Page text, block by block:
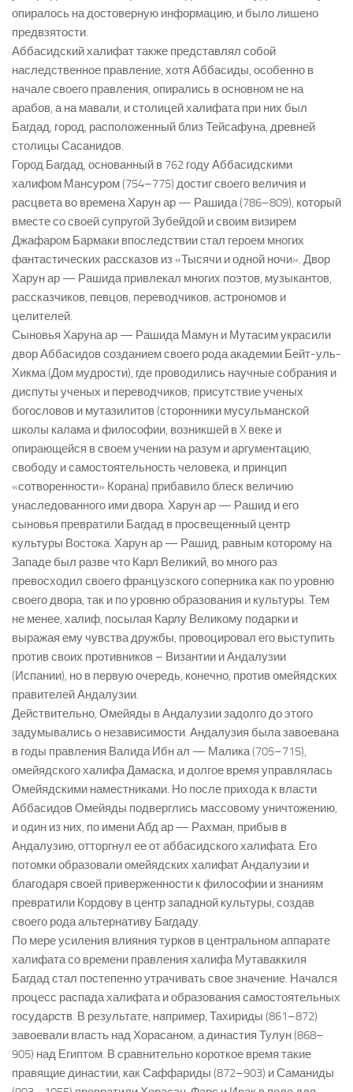
опиралось на достоверную информацию, и было лишено
предвзятости.
Аббасидский халифат также представлял собой
наследственное правление, хотя Аббасиды, особенно в
начале своего правления, опирались в основном не на
арабов, а на мавали, и столицей халифата при них был
Багдад, город, расположенный близ Тейсафуна, древней
столицы Сасанидов.
Город Багдад, основанный в 762 году Аббасидскими
халифом Мансуром (754–775) достиг своего величия и
расцвета во времена Харун ар — Рашида (786–809), который
вместе со своей супругой Зубейдой и своим визирем
Джафаром Бармаки впоследствии стал героем многих
фантастических рассказов из «Тысячи и одной ночи». Двор
Харун ар — Рашида привлекал многих поэтов, музыкантов,
рассказчиков, певцов, переводчиков, астрономов и
целителей.
Сыновья Харуна ар — Рашида Мамун и Мутасим украсили
двор Аббасидов созданием своего рода академии Бейт-уль-
Хикма (Дом мудрости), где проводились научные собрания и
диспуты ученых и переводчиков; присутствие ученых
богословов и мутазилитов (сторонники мусульманской
школы калама и философии, возникшей в X веке и
опирающейся в своем учении на разум и аргументацию,
свободу и самостоятельность человека, и принцип
«сотворенности» Корана) прибавило блеск величию
унаследованного ими двора. Харун ар — Рашид и его
сыновья превратили Багдад в просвещенный центр
культуры Востока. Харун ар — Рашид, равным которому на
Западе был разве что Карл Великий, во много раз
превосходил своего французского соперника как по уровню
своего двора, так и по уровню образования и культуры. Тем
не менее, халиф, посылая Карлу Великому подарки и
выражая ему чувства дружбы, провоцировал его выступить
против своих противников – Византии и Андалузии
(Испании), но в первую очередь, конечно, против омейядских
правителей Андалузии.
Действительно, Омейяды в Андалузии задолго до этого
задумывались о независимости. Андалузия была завоевана
в годы правления Валида Ибн ал — Малика (705–715),
омейядского халифа Дамаска, и долгое время управлялась
Омейядскими наместниками. Но после прихода к власти
Аббасидов Омейяды подверглись массовому уничтожению,
и один из них, по имени Абд ар — Рахман, прибыв в
Андалузию, отторгнул ее от аббасидского халифата. Его
потомки образовали омейядских халифат Андалузии и
благодаря своей приверженности к философии и знаниям
превратили Кордову в центр западной культуры, создав
своего рода альтернативу Багдаду.
По мере усиления влияния турков в центральном аппарате
халифата со времени правления халифа Мутаваккиля
Багдад стал постепенно утрачивать свое значение. Начался
процесс распада халифата и образования самостоятельных
государств. В результате, например, Тахириды (861–872)
завоевали власть над Хорасаном, а династия Тулун (868–
905) над Египтом. В сравнительно короткое время такие
правящие династии, как Саффариды (872–903) и Саманиды